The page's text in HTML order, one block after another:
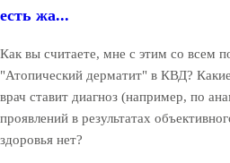
есть жа...
Как вы считаете, мне с этим со всем
"Атопический дерматит" в КВД?
врач ставит диагноз (например, по
проявлений в результатах
здоровья нет?